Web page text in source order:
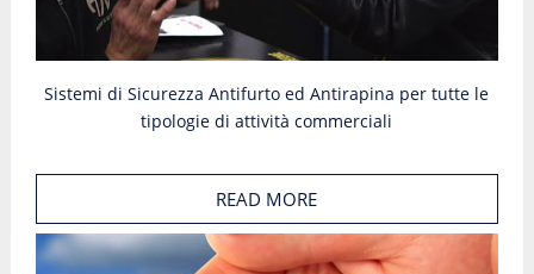
Sistemi di Sicurezza Antifurto ed Antirapina per tutte le
tipologie di attività commerciali
READ MORE